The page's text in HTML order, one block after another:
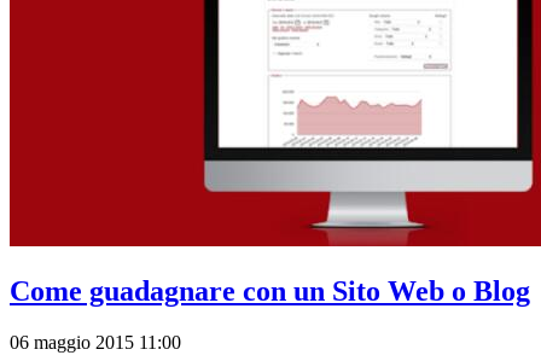
Come guadagnare con un Sito Web o Blog
06 maggio 2015 11:00